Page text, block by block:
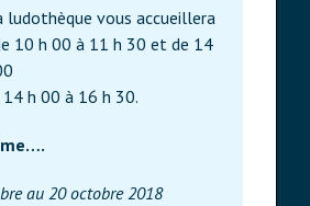
ludothèque vous accueillera
10 h 00 à 11 h 30 et de 14
h 00 à 16 h 30.
au 20 octobre 2018